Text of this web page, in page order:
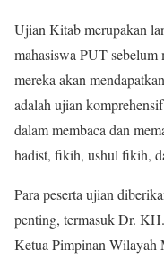
Ujian Kitab merupakan
mahasiswa PUT sebelum
mereka akan
adalah ujian
dalam membaca dan
hadist, fikih, ushul fikih,
Para peserta ujian
penting, termasuk Dr.
Ketua Pimpinan Wilayah